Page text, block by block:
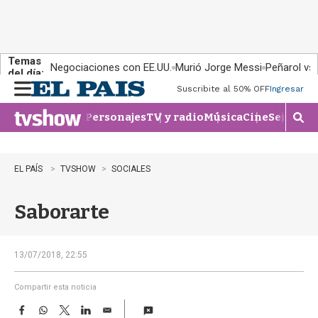
Temas
del día: Negociaciones con EE.UU. Murió Jorge Messi Peñarol
n
u
Suscribite al 50% OFFIngresar
PersonajesTV y radioMúsicaCineSeries
M
o
EL PAÍS TVSHOW SOCIALES
Saborarte
13/07/2018, 22:55
Compartir esta noticia
F
W
T
L
E